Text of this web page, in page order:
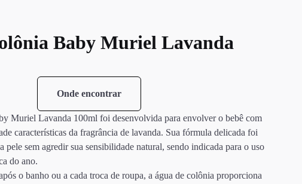
Baby Muriel Lavanda
Onde encontrar
Muriel Lavanda 100ml foi desenvolvida para envolver o bebê com
características da fragrância de lavanda. Sua fórmula delicada foi
pele sem agredir sua sensibilidade natural, sendo indicada para o uso
do ano.
o banho ou a cada troca de roupa, a água de colônia proporciona